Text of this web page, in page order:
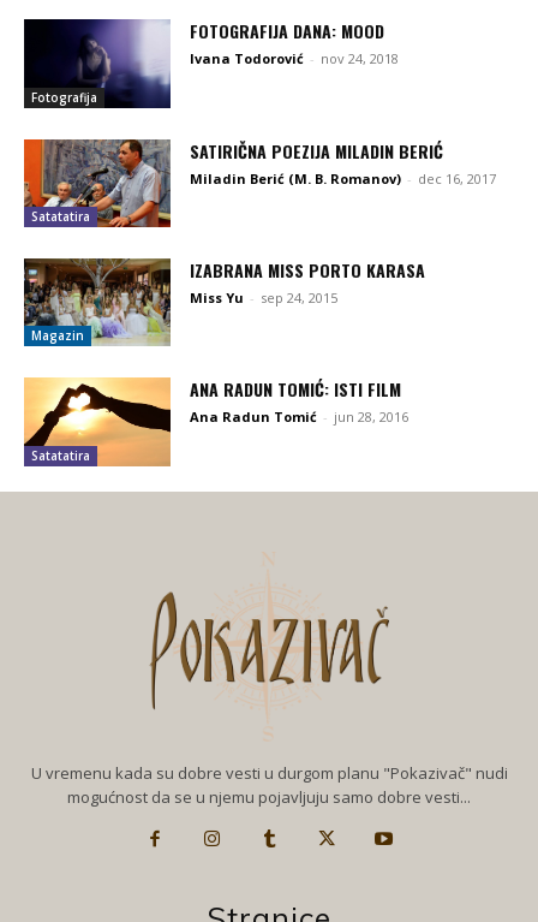
Fotografija
FOTOGRAFIJA DANA: MOOD
Ivana Todorović - nov 24, 2018
Satatatira
SATIRIČNA POEZIJA MILADIN BERIĆ
Miladin Berić (M. B. Romanov) - dec 16, 2017
Magazin
IZABRANA MISS PORTO KARASA
Miss Yu - sep 24, 2015
Satatatira
ANA RADUN TOMIĆ: ISTI FILM
Ana Radun Tomić - jun 28, 2016
U vremenu kada su dobre vesti u durgom planu "Pokazivač" nudi
mogućnost da se u njemu pojavljuju samo dobre vesti...